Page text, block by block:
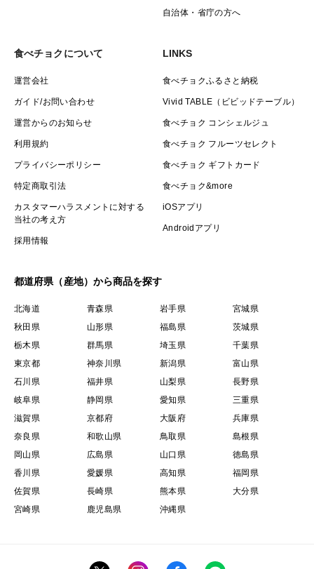
自治体・省庁の方へ
食べチョクについて
運営会社
ガイド/お問い合わせ
運営からのお知らせ
利用規約
プライバシーポリシー
特定商取引法
カスタマーハラスメントに対する
当社の考え方
採用情報
LINKS
食べチョクふるさと納税
Vivid TABLE（ビビッドテーブル）
食べチョク コンシェルジュ
食べチョク フルーツセレクト
食べチョク ギフトカード
食べチョク&more
iOSアプリ
Androidアプリ
都道府県（産地）から商品を探す
北海道 青森県 岩手県
宮城県
秋田県
山形県 福島県
茨城県
栃木県
群馬県 埼玉県
千葉県
東京都
神奈川県 新潟県
富山県
石川県
福井県 山梨県
長野県
岐阜県
静岡県 愛知県
三重県
滋賀県
京都府 大阪府
兵庫県
奈良県
和歌山県 鳥取県
島根県
岡山県
広島県 山口県
徳島県
香川県
愛媛県 高知県
福岡県
佐賀県
長崎県 熊本県
大分県
宮崎県
鹿児島県 沖縄県